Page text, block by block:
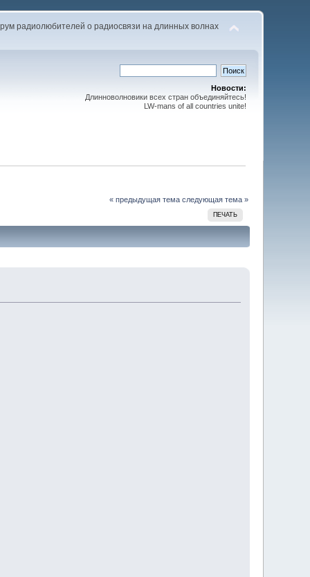
радиолюбителей о радиосвязи на длинных волнах
Новости:
Длинноволновики всех стран объединяйтесь!
LW-mans of all countries unite!
« предыдущая тема следующая тема »
ПЕЧАТЬ